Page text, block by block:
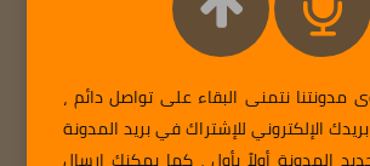
مدونتنا نتمنى البقاء على تواصل دائم ،
الإلكتروني للإشتراك في بريد المدونة
المدونة أولاً بأول ، كما يمكنك إرسال